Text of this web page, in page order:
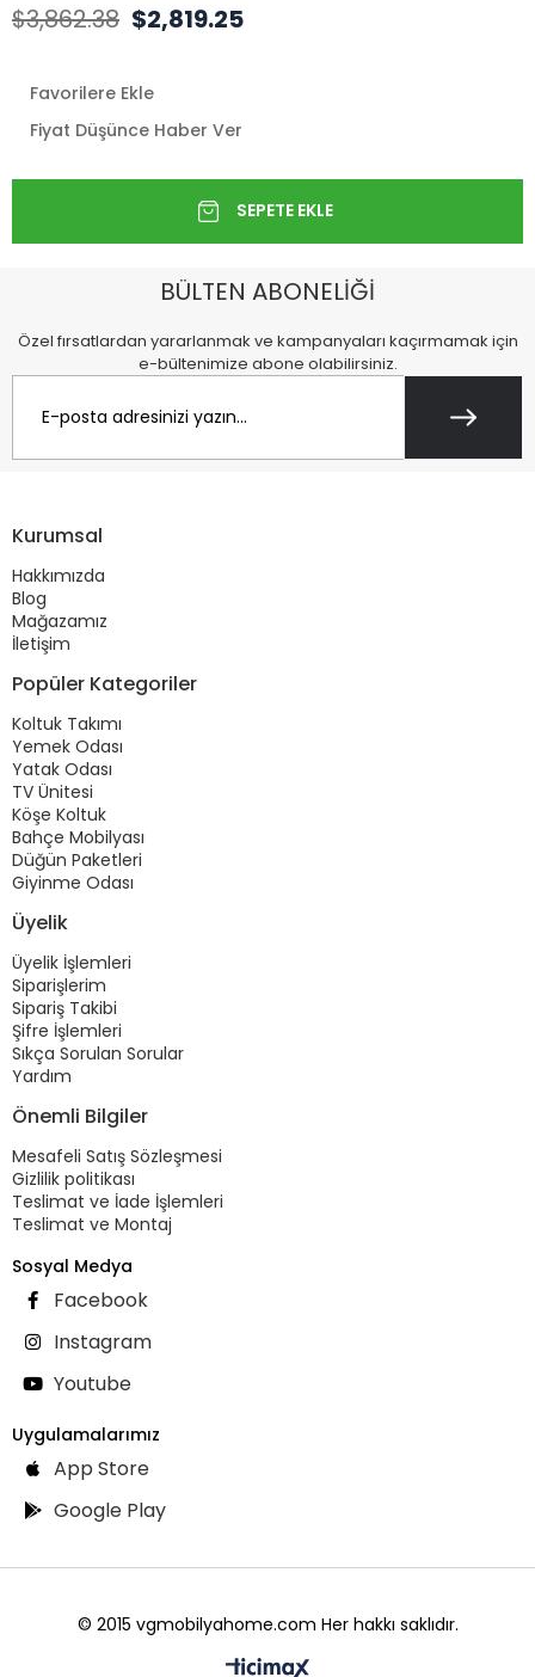
$3,862.38 $2,819.25
Favorilere Ekle
Fiyat Düşünce Haber Ver
BÜLTEN ABONELİĞİ
Özel fırsatlardan yararlanmak ve kampanyaları kaçırmamak için
e-bültenimize abone olabilirsiniz.
Kurumsal
Hakkımızda
Blog
Mağazamız
İletişim
Popüler Kategoriler
Koltuk Takımı
Yemek Odası
Yatak Odası
TV Ünitesi
Köşe Koltuk
Bahçe Mobilyası
Düğün Paketleri
Giyinme Odası
Üyelik
Üyelik İşlemleri
Siparişlerim
Sipariş Takibi
Şifre İşlemleri
Sıkça Sorulan Sorular
Yardım
Önemli Bilgiler
Mesafeli Satış Sözleşmesi
Gizlilik politikası
Teslimat ve İade İşlemleri
Teslimat ve Montaj
Sosyal Medya
Facebook
Instagram
Youtube
Uygulamalarımız
App Store
Google Play
© 2015 vgmobilyahome.com Her hakkı saklıdır.